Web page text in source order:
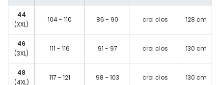
44
(XXL)
104 - 110 86 - 90 croi clos 128 cm
46
(3XL)
111 - 116 91 - 97 croi clos 130 cm
48
(4XL)
117 - 121 98 - 103 croi clos 130 cm